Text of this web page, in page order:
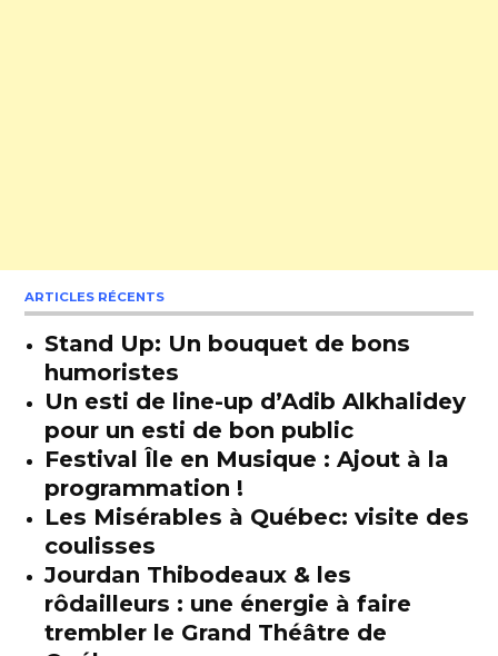
ARTICLES RÉCENTS
Stand Up: Un bouquet de bons
humoristes
Un esti de line-up d’Adib Alkhalidey
pour un esti de bon public
Festival Île en Musique : Ajout à la
programmation !
Les Misérables à Québec: visite des
coulisses
Jourdan Thibodeaux & les
rôdailleurs : une énergie à faire
trembler le Grand Théâtre de